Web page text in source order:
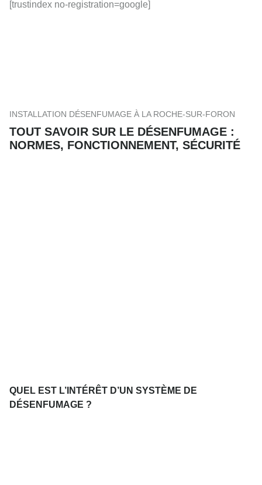
[trustindex no-registration=google]
INSTALLATION DÉSENFUMAGE À LA ROCHE-SUR-FORON
TOUT SAVOIR SUR LE DÉSENFUMAGE :
NORMES, FONCTIONNEMENT, SÉCURITÉ
QUEL EST L’INTÉRÊT D’UN SYSTÈME DE
DÉSENFUMAGE ?